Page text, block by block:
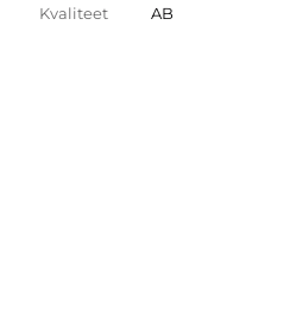
Kvaliteet AB